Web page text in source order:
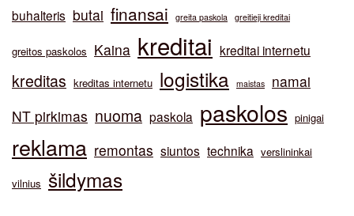
buhalteris butai finansai greita paskola greitieji kreditai
greitos paskolos Kaina kreditai kreditai internetu
kreditas kreditas internetu logistika maistas
namai
NT pirkimas nuoma paskola paskolos pinigai
reklama remontas siuntos technika verslininkai
vilnius šildymas